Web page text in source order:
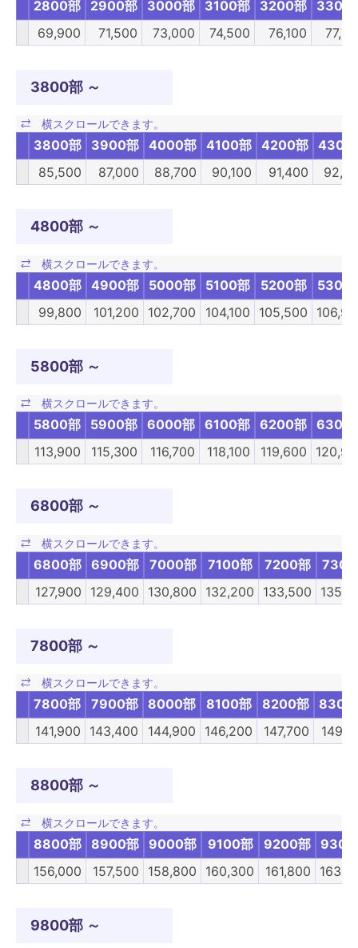
2800部 2900部 3000部 3100部 3200部
3300
69,900
71,500 73,000 74,500 76,100
3800部 ～
3800部 3900部 4000部 4100部 4200部 4300
85,500
87,000 88,700 90,100 91,400
4800部 ～
4800部 4900部 5000部 5100部 5200部
5300
99,800
101,200 102,700 104,100 105,500
5800部 ～
5800部 5900部 6000部 6100部 6200部 6300
113,900
115,300 116,700 118,100 119,600
6800部 ～
6800部 6900部 7000部 7100部 7200部
7300
127,900
129,400 130,800 132,200 133,500
7800部 ～
7800部 7900部 8000部 8100部 8200部 8300
141,900
143,400 144,900 146,200 147,700
8800部 ～
8800部 8900部 9000部 9100部 9200部 9300
156,000
157,500 158,800 160,300 161,800
9800部 ～